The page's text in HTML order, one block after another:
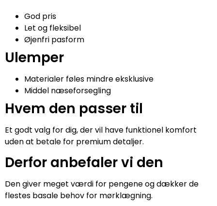
God pris
Let og fleksibel
Øjenfri pasform
Ulemper
Materialer føles mindre eksklusive
Middel næseforsegling
Hvem den passer til
Et godt valg for dig, der vil have funktionel komfort
uden at betale for premium detaljer.
Derfor anbefaler vi den
Den giver meget værdi for pengene og dækker de
flestes basale behov for mørklægning.